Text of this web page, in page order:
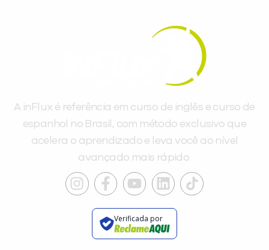
A inFlux é referência em curso de inglês e curso de
espanhol no Brasil, com método exclusivo que
acelera o aprendizado e leva você ao nível
avançado mais rápido.
Verificada por